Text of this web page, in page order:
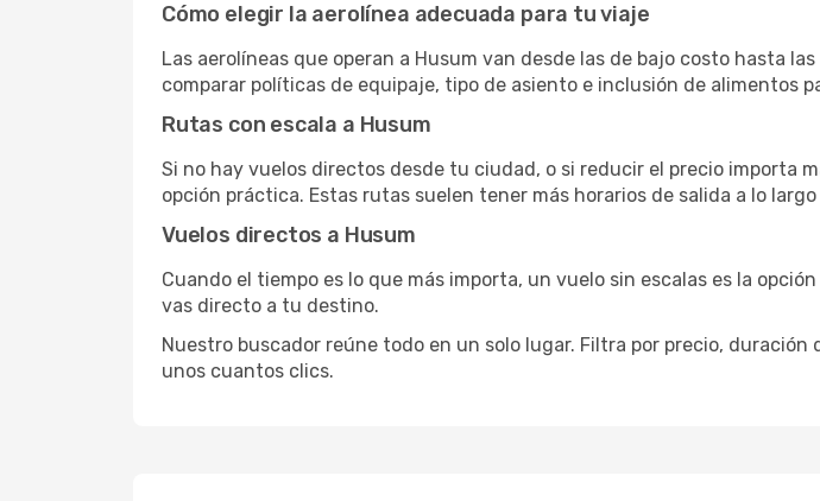
Cómo elegir la aerolínea adecuada para tu viaje
Las aerolíneas que operan a Husum van desde las de bajo costo hasta
comparar políticas de equipaje, tipo de asiento e inclusión de alimentos
Rutas con escala a Husum
Si no hay vuelos directos desde tu ciudad, o si reducir el precio importa
opción práctica. Estas rutas suelen tener más horarios de salida a lo
Vuelos directos a Husum
Cuando el tiempo es lo que más importa, un vuelo sin escalas es la
vas directo a tu destino.
Nuestro buscador reúne todo en un solo lugar. Filtra por precio, duración
unos cuantos clics.